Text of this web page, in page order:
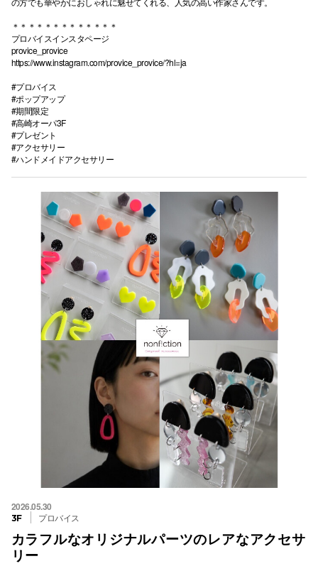
＊＊＊＊＊＊＊＊＊＊＊＊＊
プロバイスインスタページ
provice_provice
https://www.instagram.com/provice_provice/?hl=ja
#プロバイス
#ポップアップ
#期間限定
#高崎オーパ3F
#プレゼント
#アクセサリー
#ハンドメイドアクセサリー
2026.05.30
3F プロバイス
カラフルなオリジナルパーツのレアなアクセサ
リー